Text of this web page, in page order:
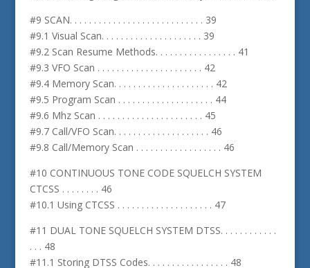
#9 SCAN. . . . . . . . . . . . . . . . . . . . . . . . . . . . 39
#9.1 Visual Scan. . . . . . . . . . . . . . . . . . . . . 39
#9.2 Scan Resume Methods. . . . . . . . . . . . . . . . . 41
#9.3 VFO Scan . . . . . . . . . . . . . . . . . . . . . . 42
#9.4 Memory Scan. . . . . . . . . . . . . . . . . . . . . 42
#9.5 Program Scan . . . . . . . . . . . . . . . . . . . . 44
#9.6 Mhz Scan . . . . . . . . . . . . . . . . . . . . . . 45
#9.7 Call/VFO Scan. . . . . . . . . . . . . . . . . . . . 46
#9.8 Call/Memory Scan . . . . . . . . . . . . . . . . . . 46
#10 CONTINUOUS TONE CODE SQUELCH SYSTEM
CTCSS . . . . . . . . 46
#10.1 Using CTCSS . . . . . . . . . . . . . . . . . . . . 47
#11 DUAL TONE SQUELCH SYSTEM DTSS. . . . . . . . . . . .
. . . 48
#11.1 Storing DTSS Codes. . . . . . . . . . . . . . . . . 48